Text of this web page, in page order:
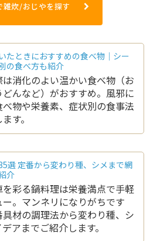
雑炊/おじやを探す
たときにおすすめの食べ物｜シー
の食べ方も紹介
は消化のよい温かい食べ物（お
どんなど）がおすすめ。風邪に
物や栄養素、症状別の食事法
す。
選 定番から変わり種、シメまで網
介
彩る鍋料理は栄養満点で手軽
ー。マンネリになりがちです
材の調理法から変わり種、シ
アまでご紹介します。